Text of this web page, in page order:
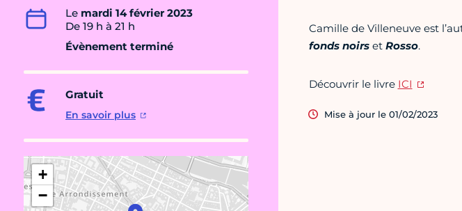
Le mardi 14 février 2023
De 19 h à 21 h
Évènement terminé
Gratuit
En savoir plus
+
−
Camille de Villeneuve est
fonds noirs et Rosso.
Découvrir le livre ICI
Mise à jour le 01/02/2023